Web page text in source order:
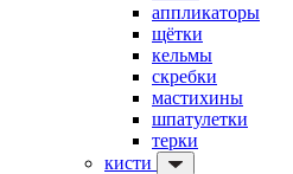
аппликаторы
щётки
кельмы
скребки
мастихины
шпатулетки
терки
кисти